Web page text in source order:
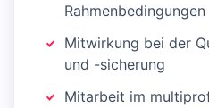
Rahmenbedingungen
Mitwirkung bei der
und -sicherung
Mitarbeit im